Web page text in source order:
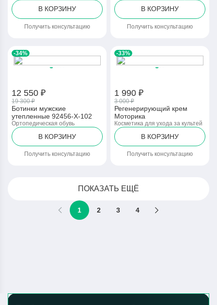
В КОРЗИНУ
Получить консультацию
В КОРЗИНУ
Получить консультацию
-34%
12 550 ₽
19 300 ₽
Ботинки мужские
утепленные 92456-Х-102
Ортопедическая обувь
В КОРЗИНУ
Получить консультацию
-33%
1 990 ₽
3 000 ₽
Регенерирующий крем
Моторика
Косметика для ухода за культей
В КОРЗИНУ
Получить консультацию
ПОКАЗАТЬ ЕЩЁ
1 2 3 4